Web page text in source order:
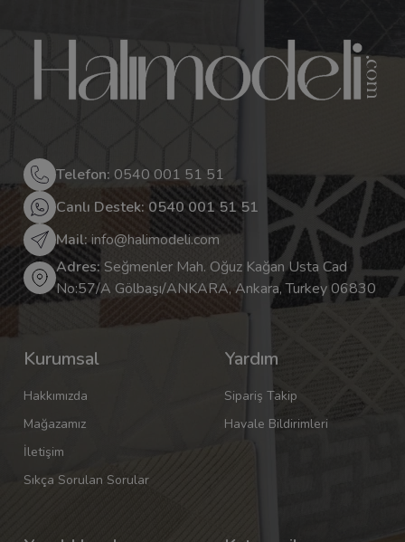
Telefon: 0540 001 51 51
Canlı Destek: 0540 001 51 51
Mail:info@halimodeli.com
Adres: Seğmenler Mah. Oğuz Kağan Usta Cad
No:57/A Gölbaşı/ANKARA, Ankara, Turkey 06830
Kurumsal
Hakkımızda
Mağazamız
İletişim
Sıkça Sorulan Sorular
Yardım
Sipariş Takip
Havale Bildirimleri